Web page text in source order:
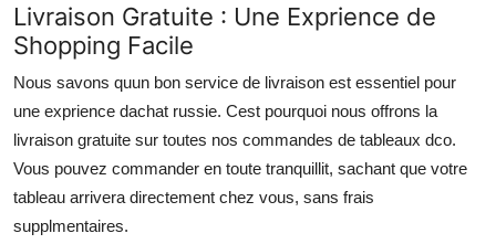
Livraison Gratuite : Une Exprience de
Shopping Facile
Nous savons quun bon service de livraison est essentiel pour
une exprience dachat russie. Cest pourquoi nous offrons la
livraison gratuite sur toutes nos commandes de tableaux dco.
Vous pouvez commander en toute tranquillit, sachant que votre
tableau arrivera directement chez vous, sans frais
supplmentaires.